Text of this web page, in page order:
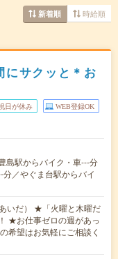
新着順 時給順
にサクッと＊お
日が休み WEB登録OK
島駅からバイク・車---分
／やぐま台駅からバイ
いだ） ★「火曜と木曜だ
★お仕事ゼロの週があっ
希望はお気軽にご相談く